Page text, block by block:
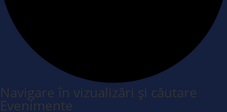
Navigare în vizualizări și căutare
Evenimente